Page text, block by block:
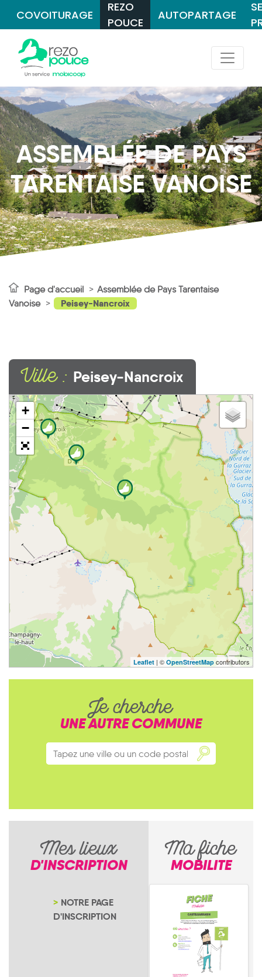
COVOITURAGE
REZO
POUCE
AUTOPARTAGE
ASSEMBLÉE DE PAYS
TARENTAISE VANOISE
Page d'accueil
Assemblée de Pays Tarentaise
Vanoise
Peisey-Nancroix
Ville : Peisey-Nancroix
+
−
Leaflet | © OpenStreetMap contributors
Je cherche
UNE AUTRE COMMUNE
Mes lieux
D'INSCRIPTION
NOTRE PAGE
D'INSCRIPTION
Ma fiche
MOBILITE